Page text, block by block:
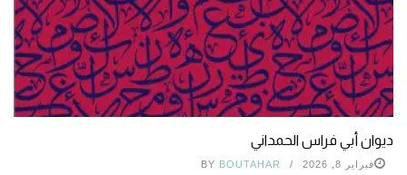
ديوان أبي فراس الحمداني
فبراير 8, 2026 BY BOUTAHAR